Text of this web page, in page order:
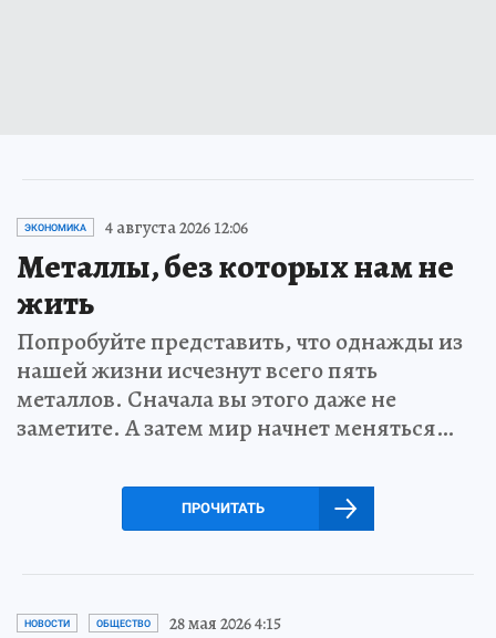
ЭКОНОМИКА 4 августа 2026 12:06
Металлы, без которых нам не
жить
Попробуйте представить, что однажды из
нашей жизни исчезнут всего пять
металлов. Сначала вы этого даже не
заметите. А затем мир начнет меняться…
ПРОЧИТАТЬ
НОВОСТИ ОБЩЕСТВО 28 мая 2026 4:15